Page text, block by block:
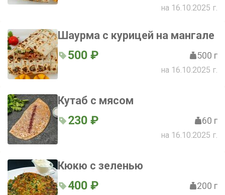
на 16.10.2025 г.
Шаурма с курицей на мангале
500 ₽ 500 г
на 16.10.2025 г.
Кутаб с мясом
230 ₽ 60 г
на 16.10.2025 г.
Кюкю с зеленью
400 ₽ 200 г